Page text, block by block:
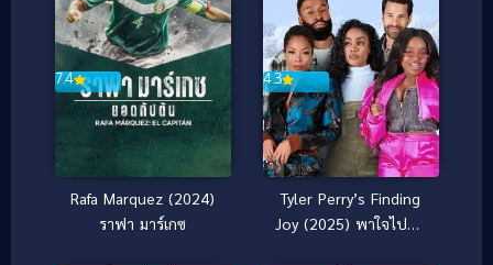
7.4
Rafa Marquez (2024)
ราฟา มาร์เกซ
4.3
Tyler Perry’s Finding
Joy (2025) พาใจไปหา